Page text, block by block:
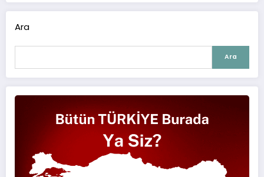
Ara
Ara